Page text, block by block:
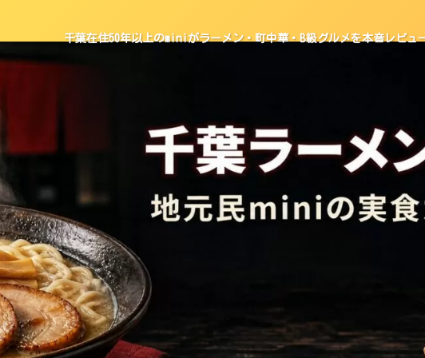
千葉在住50年以上のminiがラーメン・町中華・B級グルメを本音レビュ